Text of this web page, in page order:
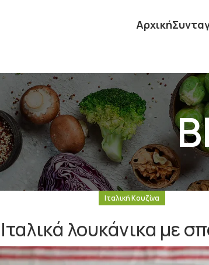
Αρχική
Ιταλική Κουζίνα
Ιταλικά λουκάνικα με